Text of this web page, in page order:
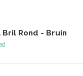
Bril Rond - Bruin